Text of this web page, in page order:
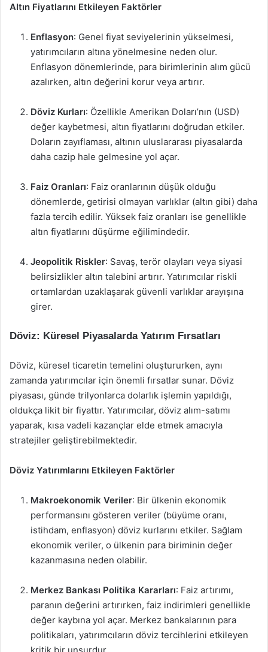
Altın Fiyatlarını Etkileyen Faktörler
Enflasyon: Genel fiyat seviyelerinin yükselmesi,
yatırımcıların altına yönelmesine neden olur.
Enflasyon dönemlerinde, para birimlerinin alım gücü
azalırken, altın değerini korur veya artırır.
Döviz Kurları: Özellikle Amerikan Doları’nın (USD)
değer kaybetmesi, altın fiyatlarını doğrudan etkiler.
Doların zayıflaması, altının uluslararası piyasalarda
daha cazip hale gelmesine yol açar.
Faiz Oranları: Faiz oranlarının düşük olduğu
dönemlerde, getirisi olmayan varlıklar (altın gibi) daha
fazla tercih edilir. Yüksek faiz oranları ise genellikle
altın fiyatlarını düşürme eğilimindedir.
Jeopolitik Riskler: Savaş, terör olayları veya siyasi
belirsizlikler altın talebini artırır. Yatırımcılar riskli
ortamlardan uzaklaşarak güvenli varlıklar arayışına
girer.
Döviz: Küresel Piyasalarda Yatırım Fırsatları
Döviz, küresel ticaretin temelini oluştururken, aynı
zamanda yatırımcılar için önemli fırsatlar sunar. Döviz
piyasası, günde trilyonlarca dolarlık işlemin yapıldığı,
oldukça likit bir fiyattır. Yatırımcılar, döviz alım-satımı
yaparak, kısa vadeli kazançlar elde etmek amacıyla
stratejiler geliştirebilmektedir.
Döviz Yatırımlarını Etkileyen Faktörler
Makroekonomik Veriler: Bir ülkenin ekonomik
performansını gösteren veriler (büyüme oranı,
istihdam, enflasyon) döviz kurlarını etkiler. Sağlam
ekonomik veriler, o ülkenin para biriminin değer
kazanmasına neden olabilir.
Merkez Bankası Politika Kararları: Faiz artırımı,
paranın değerini artırırken, faiz indirimleri genellikle
değer kaybına yol açar. Merkez bankalarının para
politikaları, yatırımcıların döviz tercihlerini etkileyen